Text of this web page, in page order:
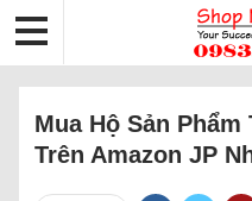
Mua Hộ Sản
Trên Amazon JP